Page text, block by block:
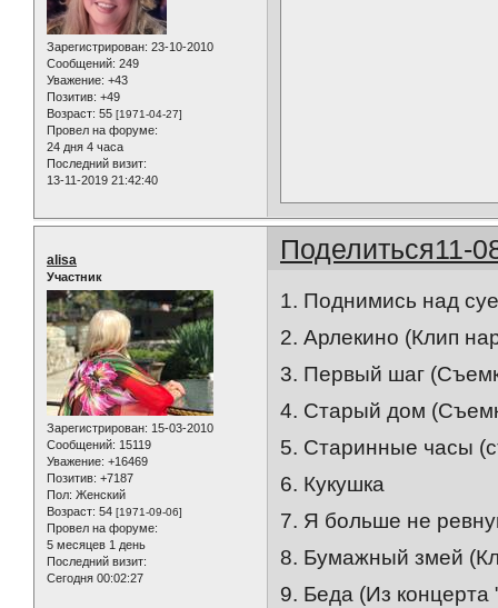
Зарегистрирован: 23-10-2010
Сообщений: 249
Уважение: +43
Позитив: +49
Возраст: 55 [1971-04-27]
Провел на форуме:
24 дня 4 часа
Последний визит:
13-11-2019 21:42:40
Поделиться11-
alisa
Участник
Зарегистрирован: 15-03-2010
Сообщений: 15119
Уважение: +16469
Позитив: +7187
Пол: Женский
Возраст: 54 [1971-09-06]
Провел на форуме:
5 месяцев 1 день
Последний визит:
Сегодня 00:02:27
1. Поднимись над
2. Арлекино (Клип
3. Первый шаг
4. Старый дом
5. Старинные часы
6. Кукушка
7. Я больше не
8. Бумажный змей
9. Беда (Из концерта